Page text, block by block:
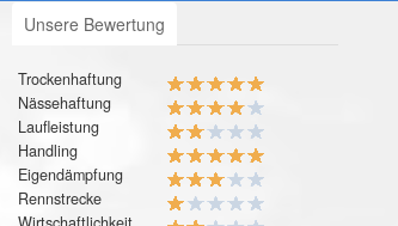
Unsere Bewertung
Trockenhaftung
Nässehaftung
Laufleistung
Handling
Eigendämpfung
Rennstrecke